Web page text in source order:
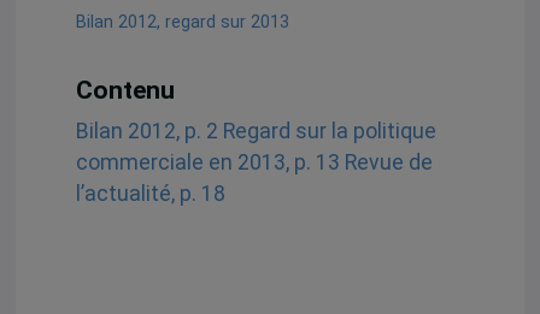
Bilan 2012, regard sur 2013
Contenu
Bilan 2012, p. 2 Regard sur la politique
commerciale en 2013, p. 13 Revue de
l’actualité, p. 18